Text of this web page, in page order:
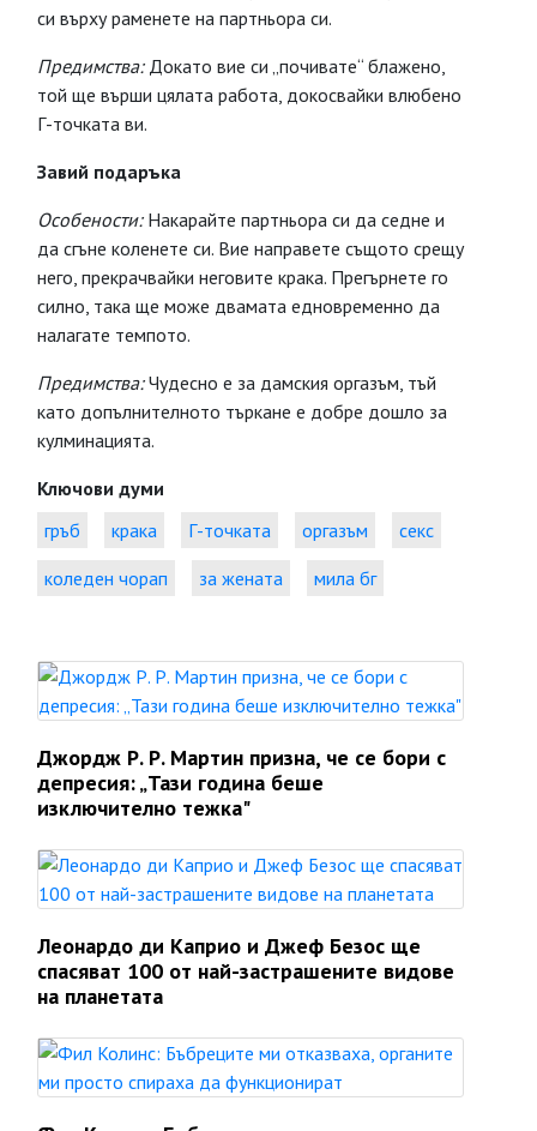
си върху раменете на партньора си.
Предимства:Докато вие си „почивате“ блажено,
той ще върши цялата работа, докосвайки влюбено
Г-точката ви.
Завий подаръка
Особености:Накарайте партньора си да седне и
да сгъне коленете си. Вие направете същото срещу
него, прекрачвайки неговите крака. Прегърнете го
силно, така ще може двамата едновременно да
налагате темпото.
Предимства:Чудесно е за дамския оргазъм, тъй
като допълнителното търкане е добре дошло за
кулминацията.
Ключови думи
гръб
крака Г-точката оргазъм
секс
коледен чорап
за жената мила бг
Джордж Р. Р. Мартин призна, че се бори с
депресия: „Тази година беше
изключително тежка"
Леонардо ди Каприо и Джеф Безос ще
спасяват 100 от най-застрашените видове
на планетата